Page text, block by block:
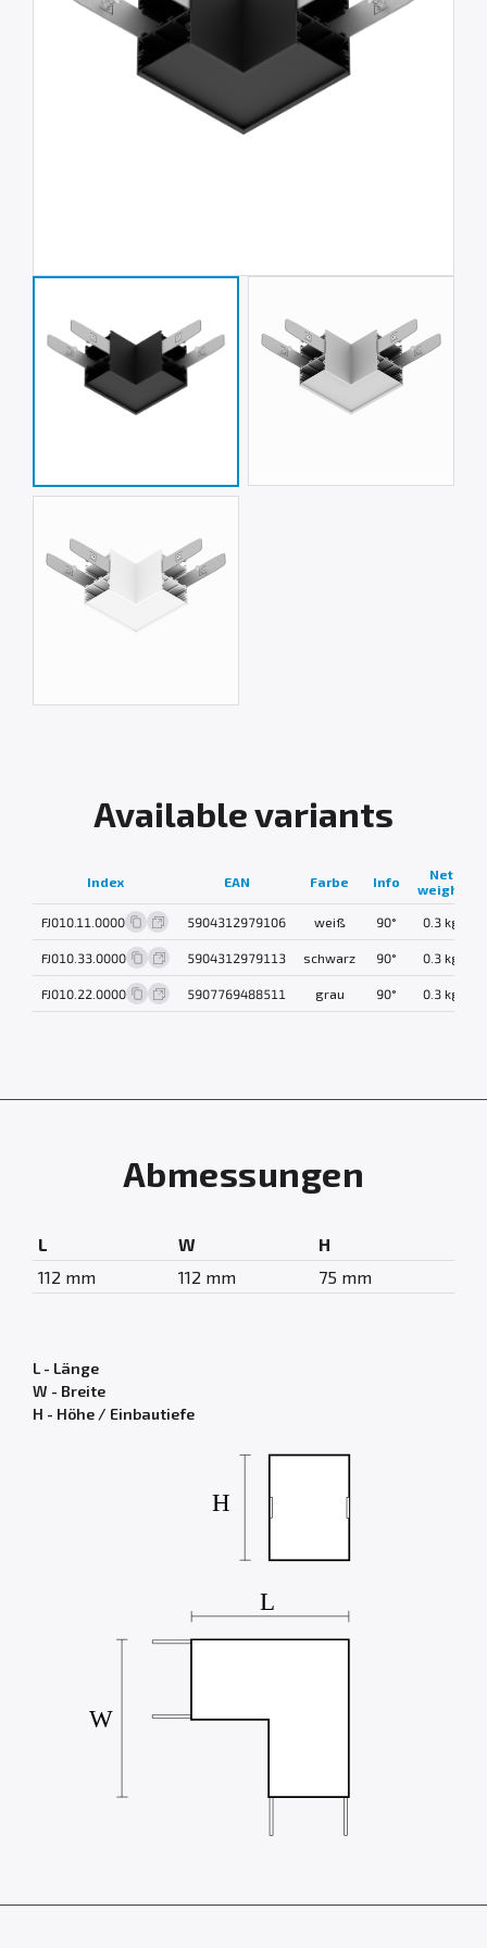
Available variants
Index EAN Farbe Info
Net
weight
FJ010.11.0000 5904312979106 weiß 90° 0.3 kg
FJ010.33.0000 5904312979113 schwarz 90° 0.3 kg
FJ010.22.0000 5907769488511 grau 90° 0.3 kg
Abmessungen
L W
H
112 mm
112 mm 75 mm
L - Länge
W - Breite
H - Höhe / Einbautiefe